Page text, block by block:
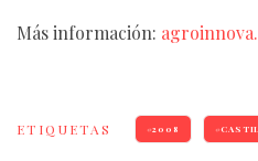
Más información:
ETIQUETAS 2008